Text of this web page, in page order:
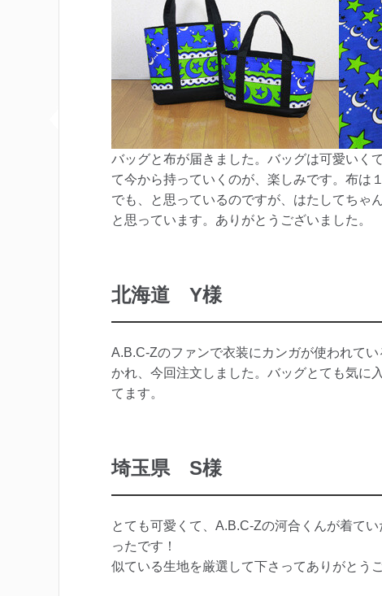
バッグと布が届きました。バッグは可愛いく
て今から持っていくのが、楽しみです。布は
でも、と思っているのですが、はたしてちゃ
と思っています。ありがとうございました。
北海道 Y様
A.B.C-Zのファンで衣装にカンガが使われて
かれ、今回注文しました。バッグとても気に
てます。
埼玉県 S様
とても可愛くて、A.B.C-Zの河合くんが着て
ったです！
似ている生地を厳選して下さってありがとう